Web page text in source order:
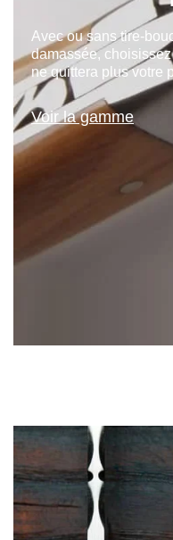
Faites le choix du
repas, de fête ou du
Voir la gamme